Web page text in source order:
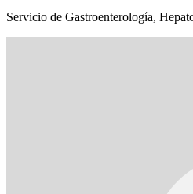
Servicio de Gastroenterología,